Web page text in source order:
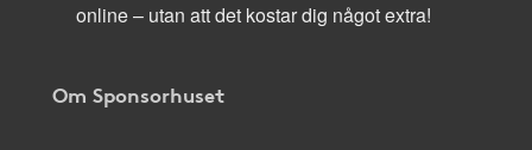
online – utan att det kostar dig något extra!
Om Sponsorhuset